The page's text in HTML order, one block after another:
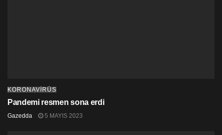
KORONAVİRÜS
Pandemi resmen sona erdi
Gazedda 5 MAYIS 2023